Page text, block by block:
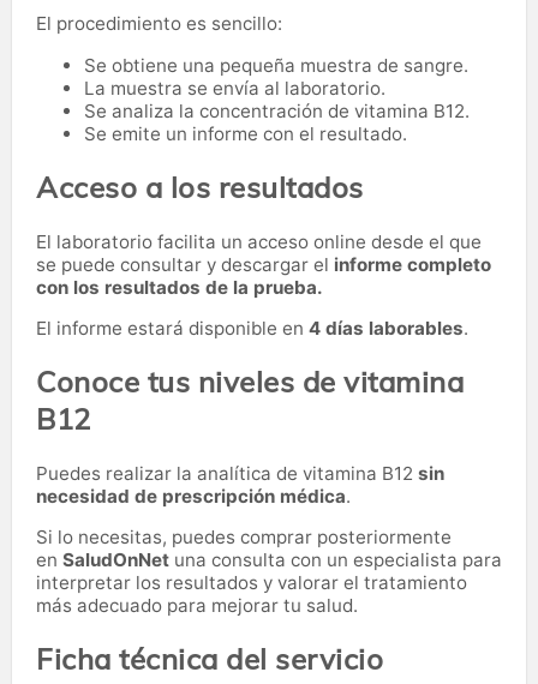
El procedimiento es sencillo:
Se obtiene una pequeña muestra de sangre.
La muestra se envía al laboratorio.
Se analiza la concentración de vitamina B12.
Se emite un informe con el resultado.
Acceso a los resultados
El laboratorio facilita un acceso online desde el que
se puede consultar y descargar el informe completo
con los resultados de la prueba.
El informe estará disponible en 4 días laborables.
Conoce tus niveles de vitamina
B12
Puedes realizar la analítica de vitamina B12 sin
necesidad de prescripción médica.
Si lo necesitas, puedes comprar posteriormente
en SaludOnNet una consulta con un especialista para
interpretar los resultados y valorar el tratamiento
más adecuado para mejorar tu salud.
Ficha técnica del servicio